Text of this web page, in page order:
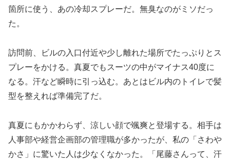
箇所に使う、あの冷却スプレーだ。無臭なのがミソだっ
た。
訪問前、ビルの入口付近や少し離れた場所でたっぷりとス
プレーをかける。真夏でもスーツの中がマイナス40度に
なる。汗など瞬時に引っ込む。あとはビル内のトイレで髪
型を整えれば準備完了だ。
真夏にもかかわらず、涼しい顔で颯爽と登場する。相手は
人事部や経営企画部の管理職が多かったが、私の「さわや
かさ」に驚いた人は少なくなかった。「尾藤さんって、汗